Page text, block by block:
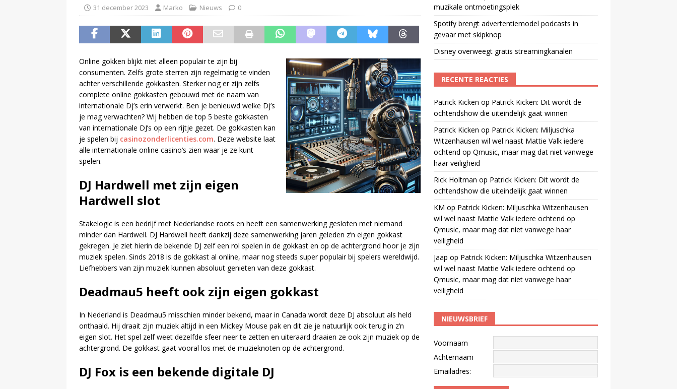
31 december 2023 Marko Nieuws 0
Online gokken blijkt niet alleen populair te zijn bij
consumenten. Zelfs grote sterren zijn regelmatig te vinden
achter verschillende gokkasten. Sterker nog er zijn zelfs
complete online gokkasten gebouwd met de naam van
internationale Dj’s erin verwerkt. Ben je benieuwd welke Dj’s
je mag verwachten? Wij hebben de top 5 beste gokkasten
van internationale DJ’s op een rijtje gezet. De gokkasten kan
je spelen bij casinozonderlicenties.com. Deze website laat
alle internationale online casino’s zien waar je ze kunt
spelen.
DJ Hardwell met zijn eigen
Hardwell slot
Stakelogic is een bedrijf met Nederlandse roots en heeft een samenwerking gesloten met niemand
minder dan Hardwell. DJ Hardwell heeft dankzij deze samenwerking jaren geleden z’n eigen gokkast
gekregen. Je ziet hierin de bekende DJ zelf een rol spelen in de gokkast en op de achtergrond hoor je zijn
muziek spelen. Sinds 2018 is de gokkast al online, maar nog steeds super populair bij spelers wereldwijd.
Liefhebbers van zijn muziek kunnen absoluut genieten van deze gokkast.
Deadmau5 heeft ook zijn eigen gokkast
In Nederland is Deadmau5 misschien minder bekend, maar in Canada wordt deze DJ absoluut als held
onthaald. Hij draait zijn muziek altijd in een Mickey Mouse pak en dit zie je natuurlijk ook terug in z’n
eigen slot. Het spel zelf weet dezelfde sfeer neer te zetten en uiteraard draaien ze ook zijn muziek op de
achtergrond. De gokkast gaat vooral los met de muzieknoten op de achtergrond.
DJ Fox is een bekende digitale DJ
muzikale ontmoetingsplek
Spotify brengt advertentiemodel podcasts in
gevaar met skipknop
Disney overweegt gratis streamingkanalen
RECENTE REACTIES
Patrick Kicken op Patrick Kicken: Dit wordt de
ochtendshow die uiteindelijk gaat winnen
Patrick Kicken op Patrick Kicken: Miljuschka
Witzenhausen wil wel naast Mattie Valk iedere
ochtend op Qmusic, maar mag dat niet vanwege
haar veiligheid
Rick Holtman op Patrick Kicken: Dit wordt de
ochtendshow die uiteindelijk gaat winnen
KM op Patrick Kicken: Miljuschka Witzenhausen
wil wel naast Mattie Valk iedere ochtend op
Qmusic, maar mag dat niet vanwege haar
veiligheid
Jaap op Patrick Kicken: Miljuschka Witzenhausen
wil wel naast Mattie Valk iedere ochtend op
Qmusic, maar mag dat niet vanwege haar
veiligheid
NIEUWSBRIEF
Voornaam
Achternaam
Emailadres: